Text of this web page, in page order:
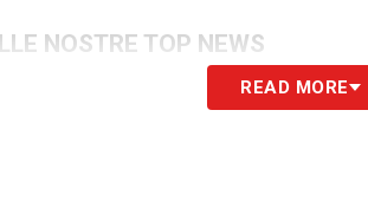
NOSTRE TOP NEWS
READ MORE